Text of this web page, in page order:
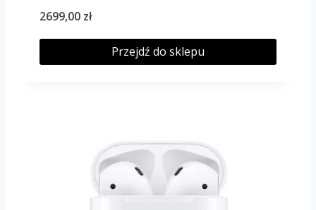
2699,00 zł
Przejdź do sklepu